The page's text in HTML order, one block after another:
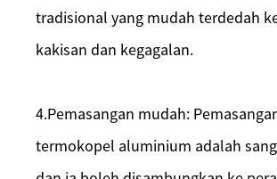
tradisional yang mudah terdedah
kakisan dan kegagalan.
4.Pemasangan mudah:
termokopel aluminium adalah